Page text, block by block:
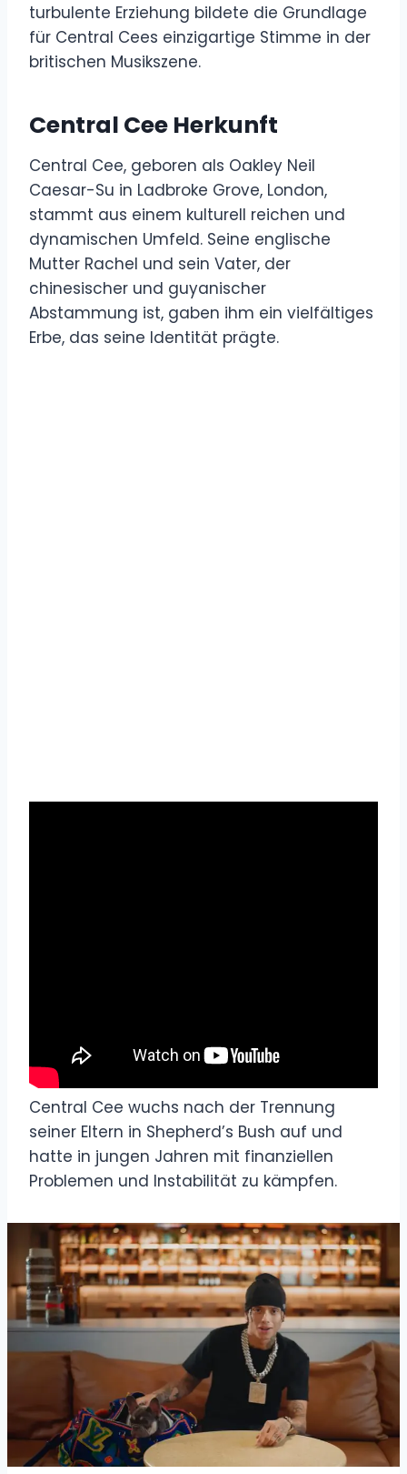
turbulente Erziehung bildete die Grundlage
für Central Cees einzigartige Stimme in der
britischen Musikszene.
Central Cee Herkunft
Central Cee, geboren als Oakley Neil
Caesar-Su in Ladbroke Grove, London,
stammt aus einem kulturell reichen und
dynamischen Umfeld. Seine englische
Mutter Rachel und sein Vater, der
chinesischer und guyanischer
Abstammung ist, gaben ihm ein vielfältiges
Erbe, das seine Identität prägte.
Central Cee wuchs nach der Trennung
seiner Eltern in Shepherd’s Bush auf und
hatte in jungen Jahren mit finanziellen
Problemen und Instabilität zu kämpfen.